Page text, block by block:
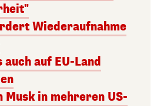
Wiederaufnahme
auf EU-Land
Musk in mehreren US-